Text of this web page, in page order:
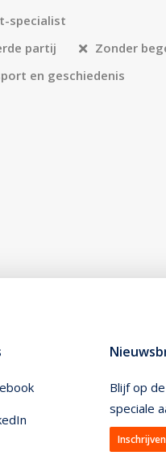
specialist
partij
Zonder
en geschiedenis
Blijf op
speciale
Inschrijven